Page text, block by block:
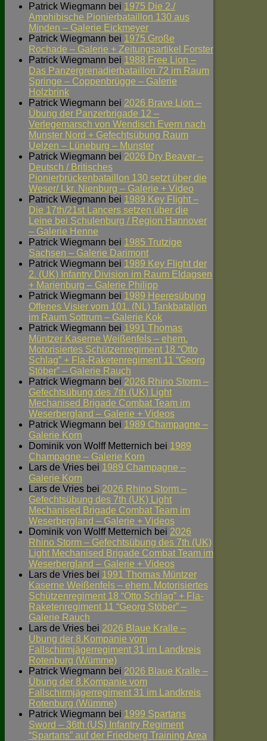
Patrick Wiegmann bei 1975 Die 2./
Amphibische Pionierbataillon 130 aus
Minden – Galerie Eickmeyer
Patrick Wiegmann bei 1975 Große
Rochade – Galerie + Zeitungsartikel Forster
Patrick Wiegmann bei 1988 Free Lion –
Das Panzergrenadierbataillon 72 im Raum
Springe – Coppenbrügge – Galerie
Holzbrink
Patrick Wiegmann bei 2026 Brave Lion –
Übung der Panzerbrigade 12 –
Verlegemarsch von Wendisch Evern nach
Munster Nord + Gefechtsübung Raum
Uelzen – Lüneburg – Munster
Patrick Wiegmann bei 2026 Dry Beaver –
Deutsch / Britisches
Pionierbrückenbataillon 130 setzt über die
Weser/ Lkr. Nienburg – Galerie + Video
Patrick Wiegmann bei 1989 Key Flight –
Die 17th/21st Lancers setzen über die
Leine bei Schulenburg / Region Hannover
– Galerie Henne
Patrick Wiegmann bei 1985 Trutzige
Sachsen – Galerie Darimont
Patrick Wiegmann bei 1989 Key Flight der
2. (UK) Infantry Division im Raum Eldagsen
+ Marienburg – Galerie Philipp
Patrick Wiegmann bei 1989 Heeresübung
Offenes Visier vom 101. (NL) Tankbataljon
im Raum Sottrum – Galerie Kok
Patrick Wiegmann bei 1991 Thomas
Müntzer Kaserne Weißenfels – ehem.
Motorisiertes Schützenregiment 18 “Otto
Schlag” + Fla-Raketenregiment 11 “Georg
Stöber” – Galerie Rauch
Patrick Wiegmann bei 2026 Rhino Storm –
Gefechtsübung des 7th (UK) Light
Mechanised Brigade Combat Team im
Weserbergland – Galerie + Videos
Patrick Wiegmann bei 1989 Champagne –
Galerie Korn
Dominik von Wolff Metternich bei 1989
Champagne – Galerie Korn
Lars de Vries bei 1989 Champagne –
Galerie Korn
Lars de Vries bei 2026 Rhino Storm –
Gefechtsübung des 7th (UK) Light
Mechanised Brigade Combat Team im
Weserbergland – Galerie + Videos
Dominik von Wolff Metternich bei 2026
Rhino Storm – Gefechtsübung des 7th (UK)
Light Mechanised Brigade Combat Team im
Weserbergland – Galerie + Videos
Lars de Vries bei 1991 Thomas Müntzer
Kaserne Weißenfels – ehem. Motorisiertes
Schützenregiment 18 “Otto Schlag” + Fla-
Raketenregiment 11 “Georg Stöber” –
Galerie Rauch
Lars de Vries bei 2026 Blaue Kralle –
Übung der 8.Kompanie vom
Fallschirmjägerregiment 31 im Landkreis
Rotenburg (Wümme)
Patrick Wiegmann bei 2026 Blaue Kralle –
Übung der 8.Kompanie vom
Fallschirmjägerregiment 31 im Landkreis
Rotenburg (Wümme)
Patrick Wiegmann bei 1999 Spartans
Sword – 36th (US) Infantry Regiment
“Spartans” auf der Friedberg Training Area